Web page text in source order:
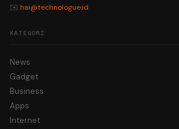
✉️ hai@technologue.id
KATEGORI
News
Gadget
Business
Apps
Internet